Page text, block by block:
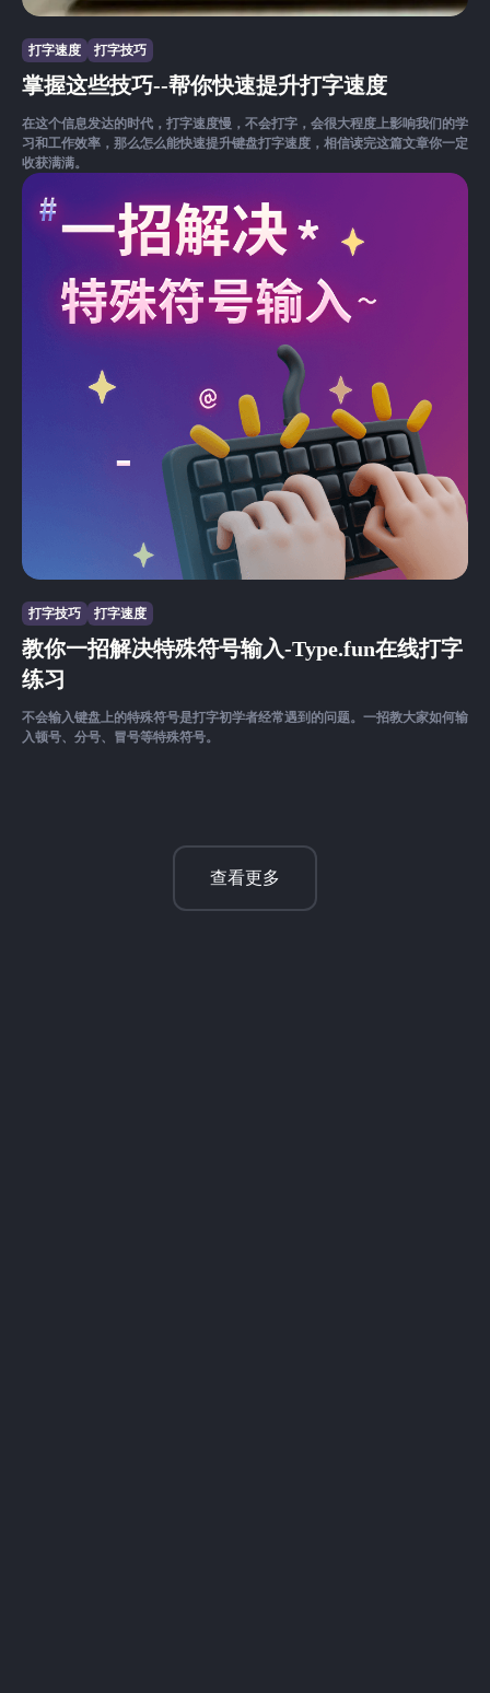
打字速度 打字技巧
掌握这些技巧--帮你快速提升打字速度
在这个信息发达的时代，打字速度慢，不会打字，会很大程度上影响我们的学
习和工作效率，那么怎么能快速提升键盘打字速度，相信读完这篇文章你一定
收获满满。
打字技巧 打字速度
教你一招解决特殊符号输入-Type.fun在线打字
练习
不会输入键盘上的特殊符号是打字初学者经常遇到的问题。一招教大家如何输
入顿号、分号、冒号等特殊符号。
查看更多